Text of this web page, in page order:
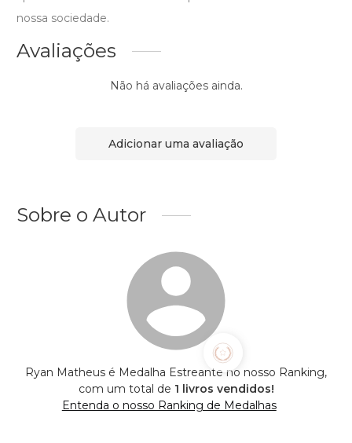
nossa sociedade.
Avaliações
Não há avaliações ainda.
Adicionar uma avaliação
Sobre o Autor
Ryan Matheus é Medalha Estreante no nosso Ranking,
com um total de 1 livros vendidos!
Entenda o nosso Ranking de Medalhas